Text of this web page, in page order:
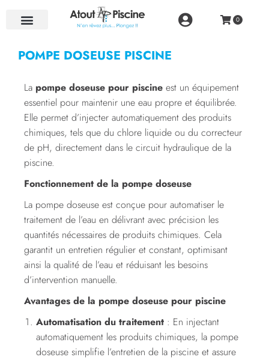
POMPE DOSEUSE PISCINE
La pompe doseuse pour piscine est un équipement
essentiel pour maintenir une eau propre et équilibrée.
Elle permet d’injecter automatiquement des produits
chimiques, tels que du chlore liquide ou du correcteur
de pH, directement dans le circuit hydraulique de la
piscine.
Fonctionnement de la pompe doseuse
La pompe doseuse est conçue pour automatiser le
traitement de l’eau en délivrant avec précision les
quantités nécessaires de produits chimiques. Cela
garantit un entretien régulier et constant, optimisant
ainsi la qualité de l’eau et réduisant les besoins
d’intervention manuelle.
Avantages de la pompe doseuse pour piscine
Automatisation du traitement : En injectant
automatiquement les produits chimiques, la pompe
doseuse simplifie l’entretien de la piscine et assure